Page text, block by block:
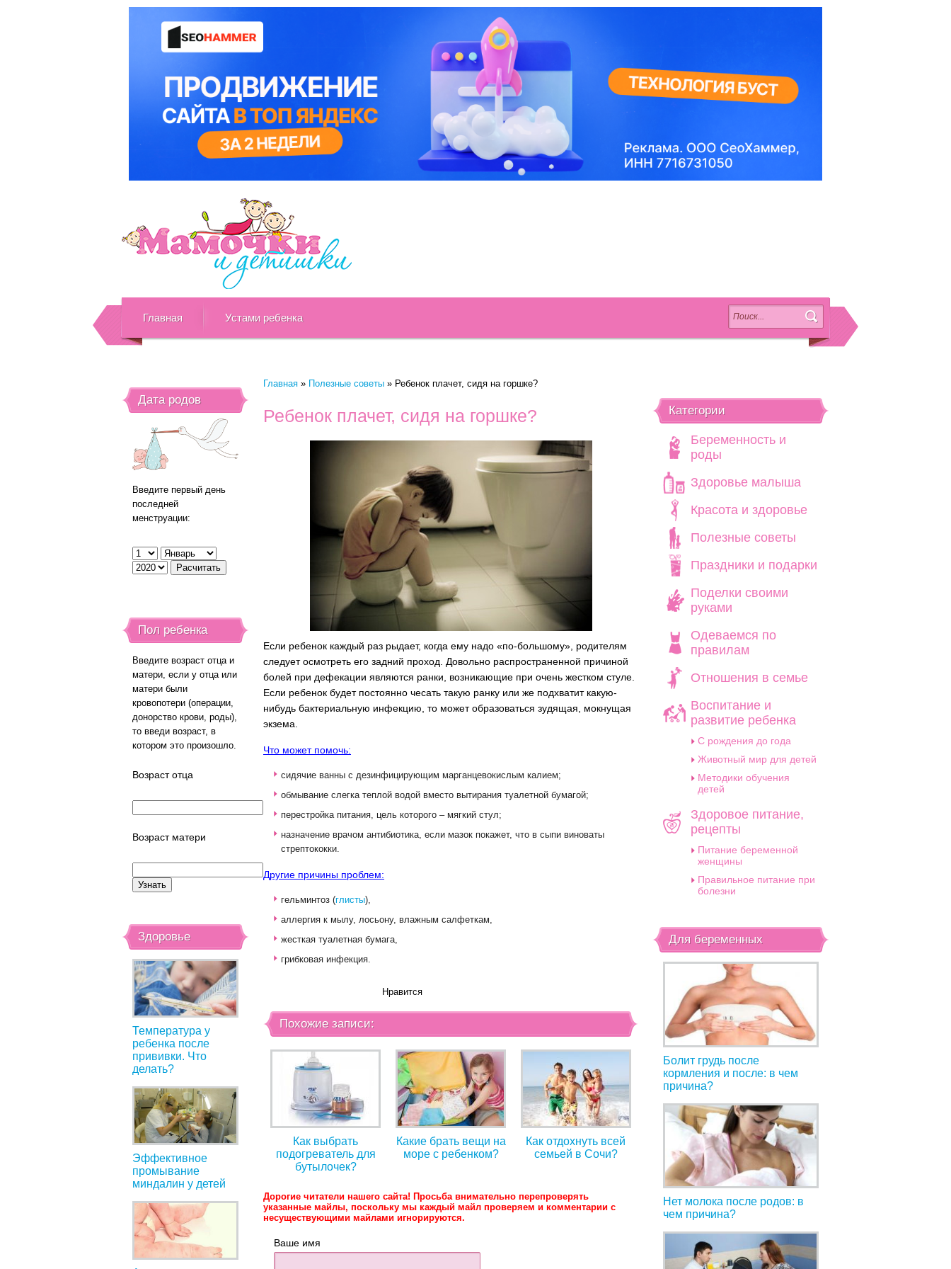
Главная Устами ребенка
Главная » Полезные советы » Ребенок плачет, сидя на горшке?
Ребенок плачет, сидя на горшке?
Если ребенок каждый раз рыдает, когда ему надо «по-большому», родителям
следует осмотреть его задний проход. Довольно распространенной причиной
болей при дефекации являются ранки, возникающие при очень жестком стуле.
Если ребенок будет постоянно чесать такую ранку или же подхватит какую-
нибудь бактериальную инфекцию, то может образоваться зудящая, мокнущая
экзема.
Что может помочь:
сидячие ванны с дезинфицирующим марганцевокислым калием;
обмывание слегка теплой водой вместо вытирания туалетной бумагой;
перестройка питания, цель которого – мягкий стул;
назначение врачом антибиотика, если мазок покажет, что в сыпи виноваты
стрептококки.
Другие причины проблем:
гельминтоз (глисты),
аллергия к мылу, лосьону, влажным салфеткам,
жесткая туалетная бумага,
грибковая инфекция.
Нравится
Похожие записи:
Как выбрать
подогреватель для
бутылочек?
Какие брать вещи на
море с ребенком?
Как отдохнуть всей
семьей в Сочи?
Дорогие читатели нашего сайта! Просьба внимательно перепроверять
указанные майлы, поскольку мы каждый майл проверяем и комментарии с
несуществующими майлами игнорируются.
Ваше имя
Дата родов
Введите первый день
последней
менструации:
Пол ребенка
Введите возраст отца и
матери, если у отца или
матери были
кровопотери (операции,
донорство крови, роды),
то введи возраст, в
котором это произошло.
Возраст отца
Возраст матери
Здоровье
Температура у
ребенка после
прививки. Что
делать?
Эффективное
промывание
миндалин у детей
Категории
Беременность и
роды
Здоровье малыша
Красота и здоровье
Полезные советы
Праздники и подарки
Поделки своими
руками
Одеваемся по
правилам
Отношения в семье
Воспитание и
развитие ребенка
C рождения до года
Животный мир для детей
Методики обучения
детей
Здоровое питание,
рецепты
Питание беременной
женщины
Правильное питание при
болезни
Для беременных
Болит грудь после
кормления и после: в чем
причина?
Нет молока после родов: в
чем причина?